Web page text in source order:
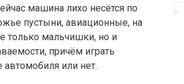
машина лихо несётся по
пустыни, авиационные, на
только мальчишки, но и
причём играть
автомобиля или нет.